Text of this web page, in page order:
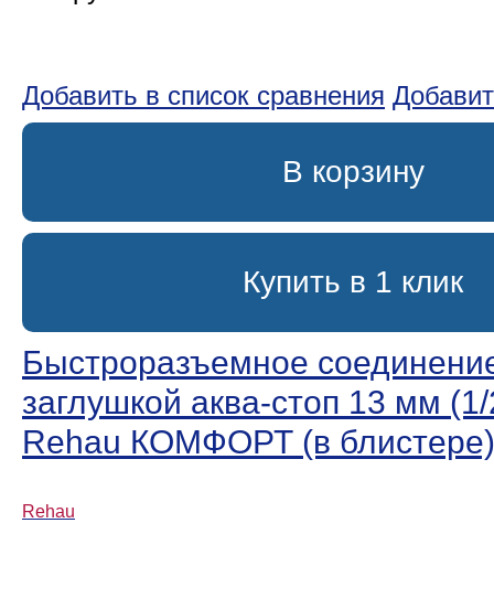
Добавить в список сравнения
В корзину
Купить в 1 клик
Быстроразъемное
заглушкой аква-стоп 13 мм (1/
Rehau КОМФОРТ (в блистере)
Rehau